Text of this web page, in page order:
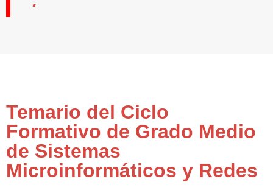
Temario del Ciclo
Formativo de Grado Medio
de Sistemas
Microinformáticos y Redes